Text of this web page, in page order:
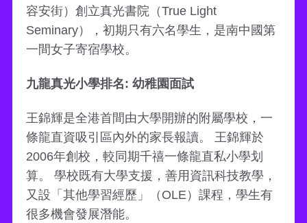
容安街）創立真光書院（True Light
Seminary），初期只有六名學生，是南中國第
一間女子寄宿學校。
九龍真光小學排名: 幼稚園面試
王錦輝是全港首間由大學開辦的附屬學校，一
條龍直資吸引區內外的家長報讀。 王錦輝於
2006年創校，較同期千禧一條龍直私小學划
算。 學校既有大學支援，善用資訊科技教學，
又設「其他學習經歷」（OLE）課程，學生有
很多機會發展潛能。